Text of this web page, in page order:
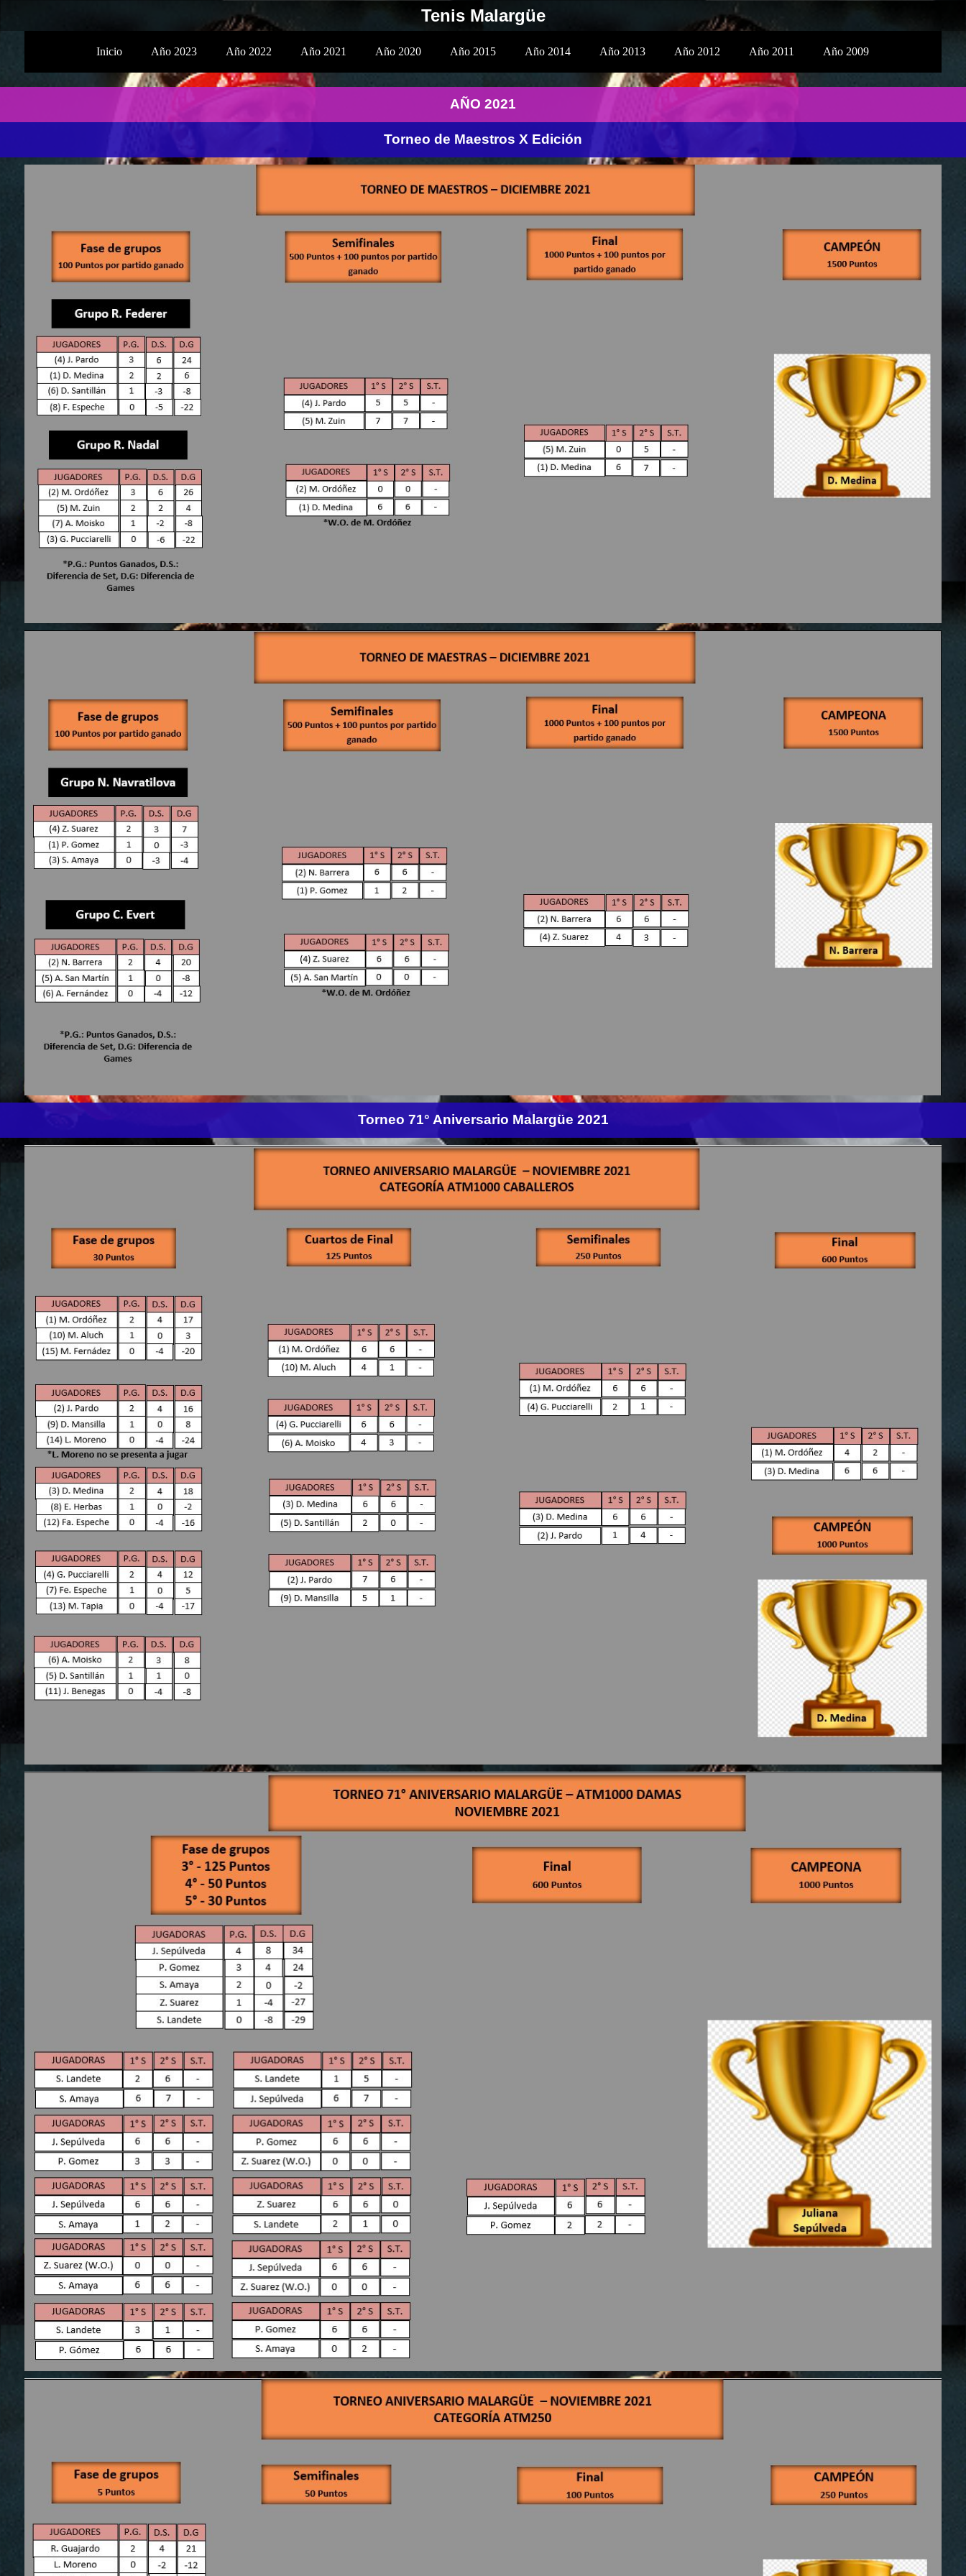
Tenis Malargüe
Inicio Año 2023 Año 2022 Año 2021 Año 2020 Año 2015 Año 2014 Año 2013 Año 2012 Año 2011 Año 2009
AÑO 2021
Torneo de Maestros X Edición
Torneo 71° Aniversario Malargüe 2021